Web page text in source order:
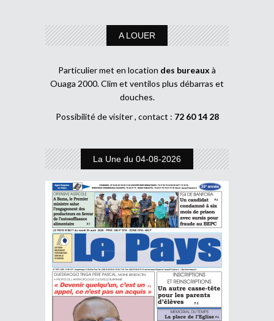
A LOUER
Particulier met en location des bureaux à
Ouaga 2000. Clim et ventilos plus débarras et
douches.
Possibilité de visiter , contact : 72 60 14 28
La Une du 04-08-2026